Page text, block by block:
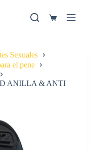
Carro
Sexuales
el pene
ANILLA & ANTI